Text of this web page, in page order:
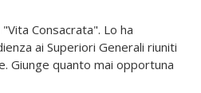
Consacrata". Lo ha
ai Superiori Generali riuniti
Giunge quanto mai opportuna
curata da P. Salvatore
in svariate occasioni da